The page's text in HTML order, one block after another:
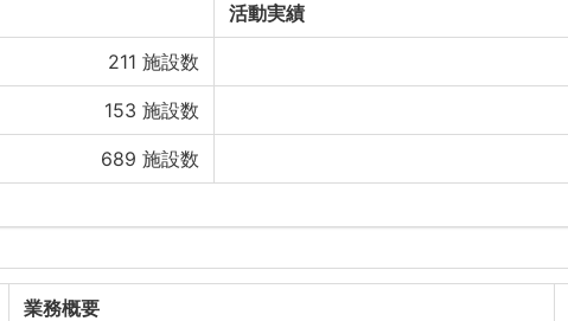
活動実績
211 施設数
153 施設数
689 施設数
業務概要